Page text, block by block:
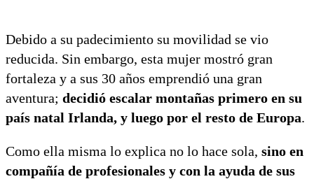
Debido a su padecimiento su movilidad se vio
reducida. Sin embargo, esta mujer mostró gran
fortaleza y a sus 30 años emprendió una gran
aventura; decidió escalar montañas primero en su
país natal Irlanda, y luego por el resto de Europa.
Como ella misma lo explica no lo hace sola, sino en
compañía de profesionales y con la ayuda de sus